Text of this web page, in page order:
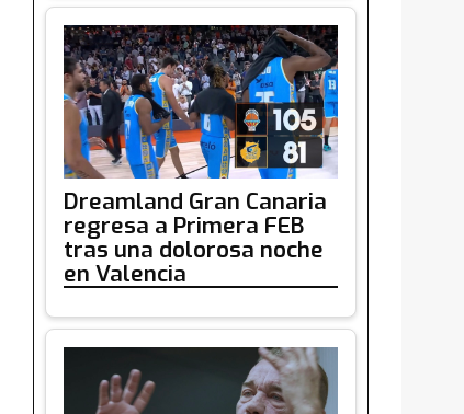
Dreamland Gran Canaria
regresa a Primera FEB
tras una dolorosa noche
en Valencia